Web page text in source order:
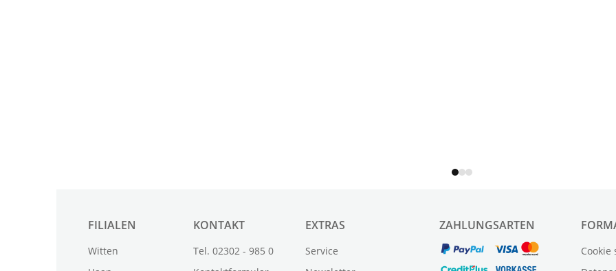
FILIALEN
Witten
KONTAKT
Tel. 02302 - 985 0
EXTRAS
Service
ZAHLUNGSARTEN
Cookie